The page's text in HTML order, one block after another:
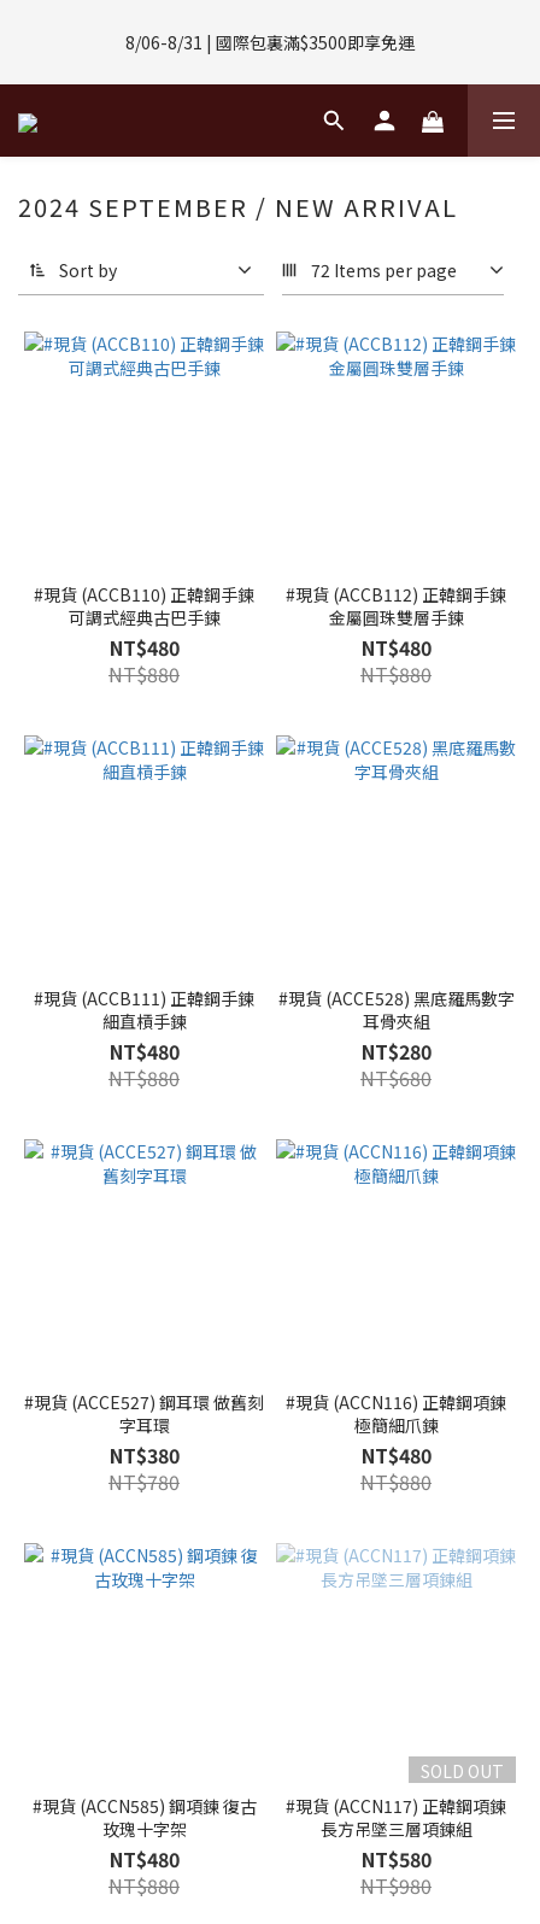
(數量有限售完不補)
8/06-8/31 | 國際包裏滿$3500即享免運
8/08-8/10 | 全館任選3件 贈 $188購物金
8/01-8/31 | 任選2件CUBOX正價商品 贈【威靈頓 / 波士頓墨鏡】
(數量有限售完不補)
2024 SEPTEMBER / NEW ARRIVAL
Sort by 72 Items per page
#現貨 (ACCB110) 正韓鋼手鍊
可調式經典古巴手鍊
NT$480
NT$880
#現貨 (ACCB112) 正韓鋼手鍊
金屬圓珠雙層手鍊
NT$480
NT$880
#現貨 (ACCB111) 正韓鋼手鍊
細直槓手鍊
NT$480
NT$880
#現貨 (ACCE528) 黑底羅馬數字
耳骨夾組
NT$280
NT$680
#現貨 (ACCE527) 鋼耳環 做舊刻
字耳環
NT$380
NT$780
#現貨 (ACCN116) 正韓鋼項鍊
極簡細爪鍊
NT$480
NT$880
#現貨 (ACCN585) 鋼項鍊 復古
玫瑰十字架
NT$480
NT$880
SOLD OUT
#現貨 (ACCN117) 正韓鋼項鍊
長方吊墜三層項鍊組
NT$580
NT$980